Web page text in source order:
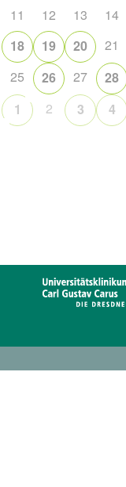
11 12 13 14
18 19 20 21
25 26 27 28
1 2 3 4